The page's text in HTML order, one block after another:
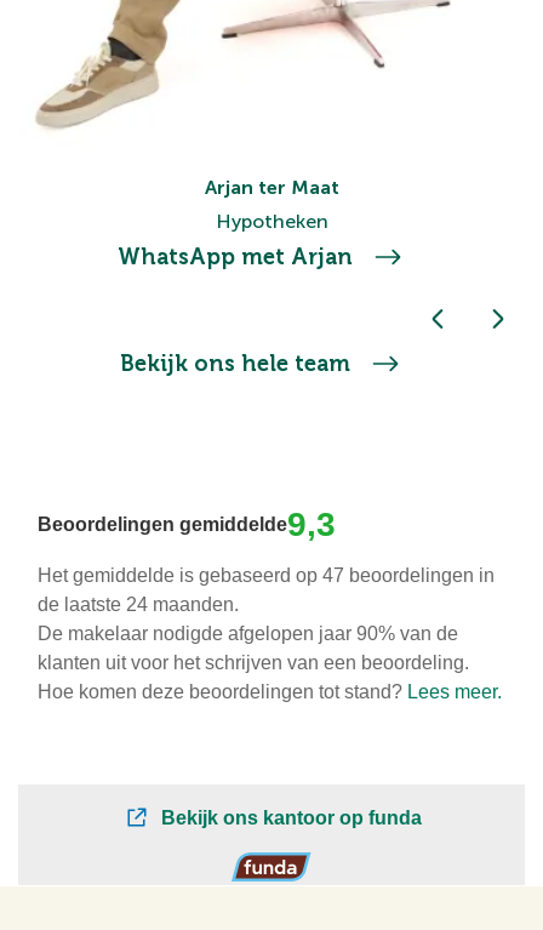
Arjan ter Maat
Hypotheken
WhatsApp met Arjan
Bekijk ons hele team